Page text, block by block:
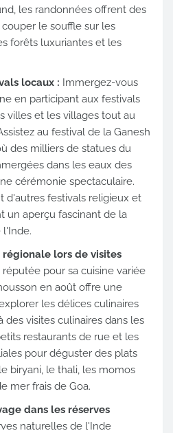
les randonnées offrent des
le souffle sur les
forêts luxuriantes et les
locaux : Immergez-vous
en participant aux festivals
villes et les villages tout au
au festival de la Ganesh
des milliers de statues du
dans les eaux des
cérémonie spectaculaire.
d'autres festivals religieux et
un aperçu fascinant de la
lors de visites
réputée pour sa cuisine variée
en août offre une
les délices culinaires
des visites culinaires dans les
restaurants de rue et les
pour déguster des plats
biryani, le thali, les momos
mer frais de Goa.
dans les réserves
naturelles de l'Inde